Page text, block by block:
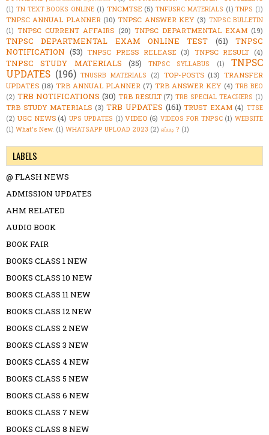
(1) TN TEXT BOOKS ONLINE (1) TNCMTSE (5) TNFUSRC MATERIALS (1) TNPS (1)
TNPSC ANNUAL PLANNER (10) TNPSC ANSWER KEY (3) TNPSC BULLETIN
(1) TNPSC CURRENT AFFAIRS (20) TNPSC DEPARTMENTAL EXAM (19)
TNPSC DEPARTMENTAL EXAM ONLINE TEST (61)
TNPSC
NOTIFICATION (53) TNPSC PRESS RELEASE (3) TNPSC RESULT (4)
TNPSC STUDY MATERIALS (35) TNPSC SYLLABUS (1)
TNPSC
UPDATES (196) TNUSRB MATERIALS (2) TOP-POSTS (13) TRANSFER
UPDATES (18) TRB ANNUAL PLANNER (7) TRB ANSWER KEY (4) TRB BEO
(2) TRB NOTIFICATIONS (30) TRB RESULT (7) TRB SPECIAL TEACHERS (1)
TRB STUDY MATERIALS (3) TRB UPDATES (161) TRUST EXAM (4) TTSE
(2) UGC NEWS (4) UPS UPDATES (1) VIDEO (6) VIDEOS FOR TNPSC (1) WEBSITE
(1) What's New. (1) WHATSAPP UPLOAD 2023 (2) எப்படி ? (1)
LABELS
@ FLASH NEWS
ADMISSION UPDATES
AHM RELATED
AUDIO BOOK
BOOK FAIR
BOOKS CLASS 1 NEW
BOOKS CLASS 10 NEW
BOOKS CLASS 11 NEW
BOOKS CLASS 12 NEW
BOOKS CLASS 2 NEW
BOOKS CLASS 3 NEW
BOOKS CLASS 4 NEW
BOOKS CLASS 5 NEW
BOOKS CLASS 6 NEW
BOOKS CLASS 7 NEW
BOOKS CLASS 8 NEW